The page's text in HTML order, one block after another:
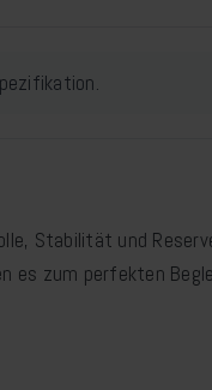
Stabilität und
es zum perfekten